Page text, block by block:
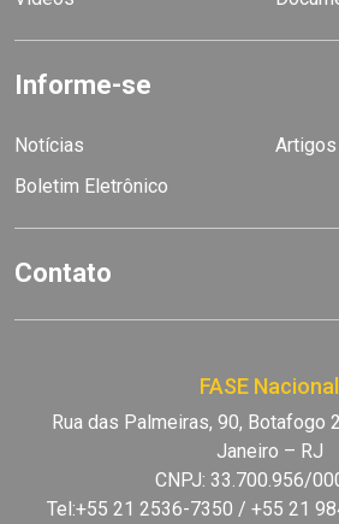
Informe-se
Notícias
Artigos
Boletim Eletrônico
Contato
FASE Nacional
Rua das Palmeiras, 90, Botafogo
Janeiro – RJ
CNPJ: 33.700.956/
Tel:+55 21 2536-7350 / +55 21